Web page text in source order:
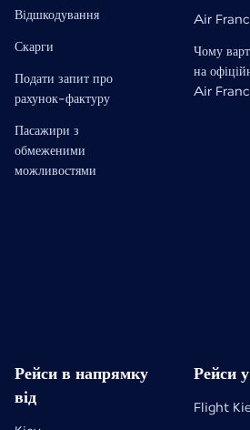
Відшкодування
Скарги
Подати запит про
рахунок-фактуру
Пасажири з
обмеженими
можливостями
Air
Чому
на
Air
Рейси в напрямку
від
Рейси
Flight